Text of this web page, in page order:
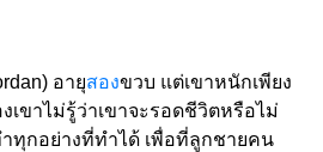
อายุสองขวบ แต่เขาหนักเพียง
เขาไม่รู้ว่าเขาจะรอดชีวิตหรือไม่
ำทุกอย่างที่ทำได้ เพื่อที่ลูกชายคน